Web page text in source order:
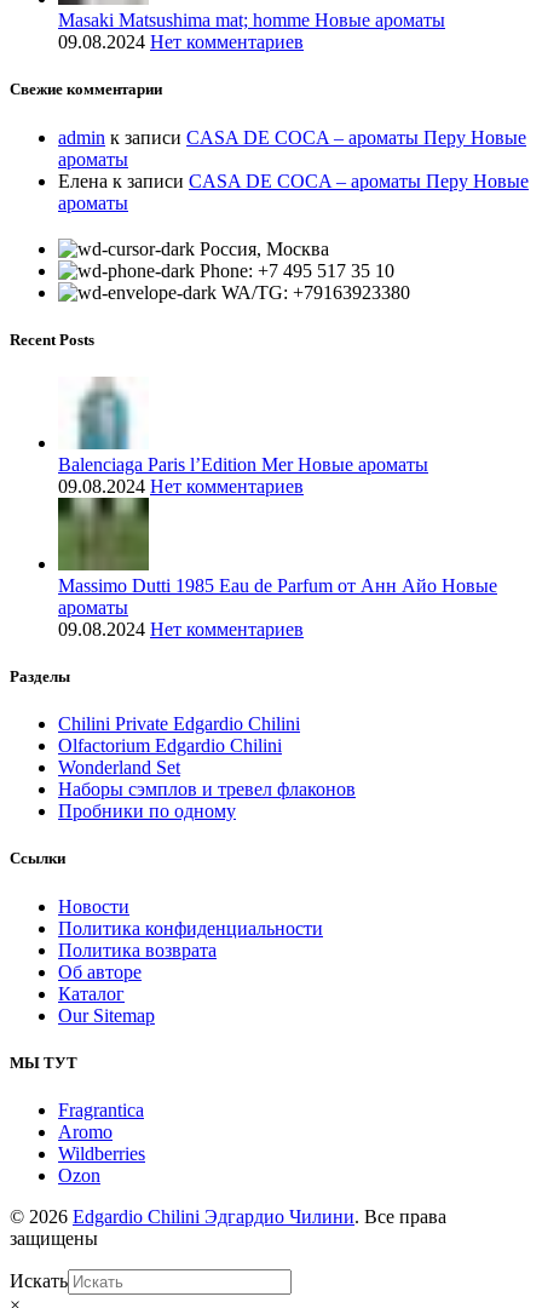
Masaki Matsushima mat; homme Новые ароматы
09.08.2024 Нет комментариев
Свежие комментарии
admin к записи CASA DE COCA – ароматы Перу Новые
ароматы
Елена к записи CASA DE COCA – ароматы Перу Новые
ароматы
Россия, Москва
Phone: +7 495 517 35 10
WA/TG: +79163923380
Recent Posts
Balenciaga Paris l’Edition Mer Новые ароматы
09.08.2024 Нет комментариев
Massimo Dutti 1985 Eau de Parfum от Анн Айо Новые
ароматы
09.08.2024 Нет комментариев
Разделы
Chilini Private Edgardio Chilini
Olfactorium Edgardio Chilini
Wonderland Set
Наборы сэмплов и тревел флаконов
Пробники по одному
Ссылки
Новости
Политика конфиденциальности
Политика возврата
Об авторе
Каталог
Our Sitemap
МЫ ТУТ
Fragrantica
Aromo
Wildberries
Ozon
© 2026 Edgardio Chilini Эдгардио Чилини. Все права
защищены
Искать